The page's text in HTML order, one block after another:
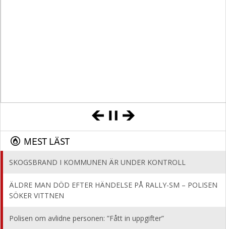
MEST LÄST
SKOGSBRAND I KOMMUNEN ÄR UNDER KONTROLL
ÄLDRE MAN DÖD EFTER HÄNDELSE PÅ RALLY-SM – POLISEN
SÖKER VITTNEN
Polisen om avlidne personen: ”Fått in uppgifter”